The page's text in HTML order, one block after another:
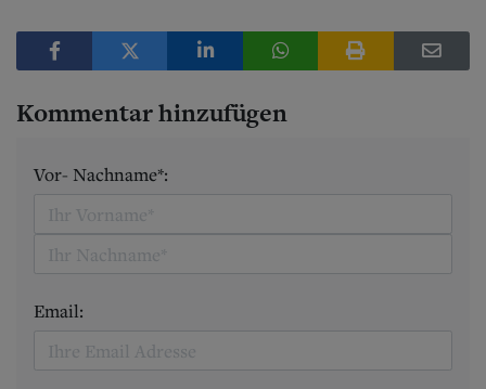
Kommentar hinzufügen
Vor- Nachname*:
Email: